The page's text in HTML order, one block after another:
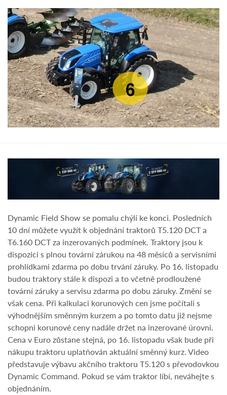
Dynamic Field Show se pomalu chýlí ke konci. Posledních
10 dní můžete využít k objednání traktorů T5.120 DCT a
T6.160 DCT za inzerovaných podmínek. Traktory jsou k
dispozici s plnou tovární zárukou na 48 měsíců a servisními
prohlídkami zdarma po dobu trvání záruky. Po 16. listopadu
budou traktory stále k dispozi a to včetně prodloužené
tovární záruky a servisu zdarma po dobu záruky. Změní se
však cena. Při kalkulaci korunových cen jsme počítali s
výhodnějším směnným kurzem a po tomto datu již nejsme
schopni korunové ceny nadále držet na inzerované úrovni.
Cena v Euro zůstane stejná, po 16. listopadu však bude při
nákupu traktoru uplatňován aktuální směnný kurz. Video
představuje výbavu akčního traktoru T5.120 s převodovkou
Dynamic Command. Pokud se vám traktor líbí, neváhejte s
objednáním.